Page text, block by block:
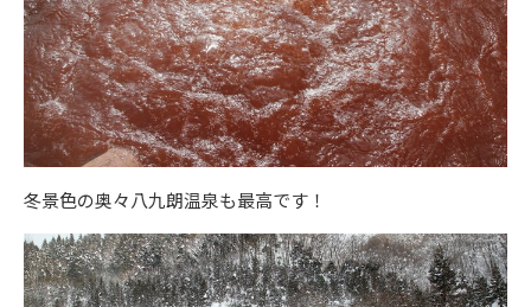
冬景色の奥々八九朗温泉も最高です！